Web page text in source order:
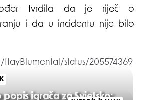
tvrdila da je riječ o
i da u incidentu nije bilo
ItayBlumental/status/205574369
popis igrača za Svjetsko: